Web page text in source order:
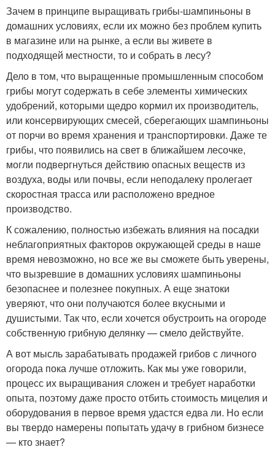
Зачем в принципе выращивать грибы-шампиньоны в
домашних условиях, если их можно без проблем купить
в магазине или на рынке, а если вы живете в
подходящей местности, то и собрать в лесу?
Дело в том, что выращенные промышленным способом
грибы могут содержать в себе элементы химических
удобрений, которыми щедро кормил их производитель,
или консервирующих смесей, сберегающих шампиньоны
от порчи во время хранения и транспортировки. Даже те
грибы, что появились на свет в ближайшем лесочке,
могли подвергнуться действию опасных веществ из
воздуха, воды или почвы, если неподалеку пролегает
скоростная трасса или расположено вредное
производство.
К сожалению, полностью избежать влияния на посадки
неблагоприятных факторов окружающей среды в наше
время невозможно, но все же вы сможете быть уверены,
что вызревшие в домашних условиях шампиньоны
безопаснее и полезнее покупных. А еще знатоки
уверяют, что они получаются более вкусными и
душистыми. Так что, если хочется обустроить на огороде
собственную грибную делянку — смело действуйте.
А вот мысль зарабатывать продажей грибов с личного
огорода пока лучше отложить. Как мы уже говорили,
процесс их выращивания сложен и требует наработки
опыта, поэтому даже просто отбить стоимость мицелия и
оборудования в первое время удастся едва ли. Но если
вы твердо намерены попытать удачу в грибном бизнесе
— кто знает?